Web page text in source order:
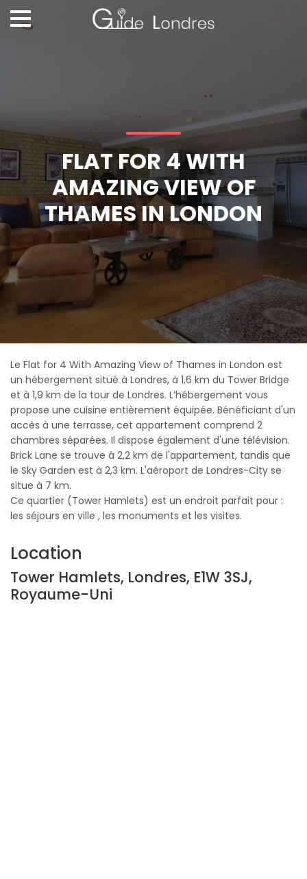
FLAT FOR 4 WITH
AMAZING VIEW OF
THAMES IN LONDON
Le Flat for 4 With Amazing View of Thames in London est
un hébergement situé à Londres, à 1,6 km du Tower Bridge
et à 1,9 km de la tour de Londres. L’hébergement vous
propose une cuisine entièrement équipée. Bénéficiant d'un
accès à une terrasse, cet appartement comprend 2
chambres séparées. Il dispose également d'une télévision.
Brick Lane se trouve à 2,2 km de l'appartement, tandis que
le Sky Garden est à 2,3 km. L'aéroport de Londres-City se
situe à 7 km.
Ce quartier (Tower Hamlets) est un endroit parfait pour :
les séjours en ville , les monuments et les visites.
Location
Tower Hamlets, Londres, E1W 3SJ,
Royaume-Uni